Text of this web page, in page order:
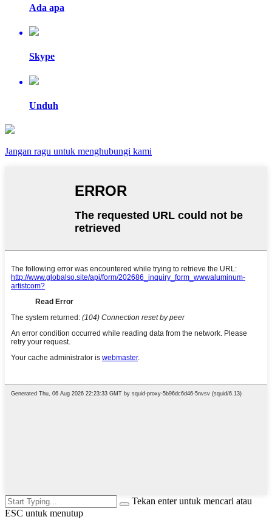
Ada apa
Skype
Unduh
Jangan ragu untuk menghubungi kami
Tekan enter untuk mencari atau
ESC untuk menutup